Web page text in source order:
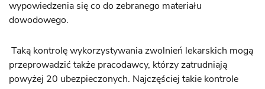
wypowiedzenia się co do zebranego materiału
dowodowego.
Taką kontrolę wykorzystywania zwolnień lekarskich mogą
przeprowadzić także pracodawcy, którzy zatrudniają
powyżej 20 ubezpieczonych. Najczęściej takie kontrole